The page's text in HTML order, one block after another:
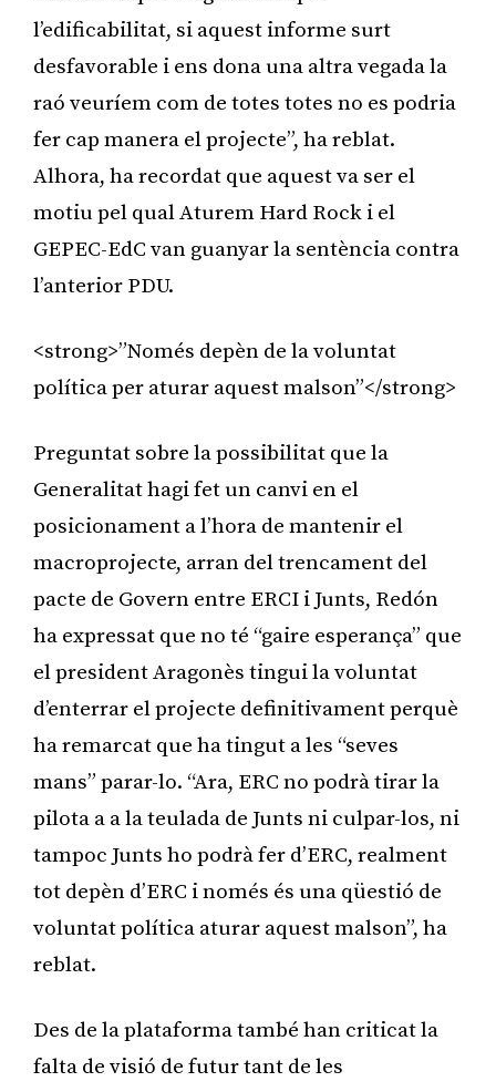
l’edificabilitat, si aquest informe surt
desfavorable i ens dona una altra vegada la
raó veuríem com de totes totes no es podria
fer cap manera el projecte”, ha reblat.
Alhora, ha recordat que aquest va ser el
motiu pel qual Aturem Hard Rock i el
GEPEC-EdC van guanyar la sentència contra
l’anterior PDU.
<strong>”Només depèn de la voluntat
política per aturar aquest malson”</strong>
Preguntat sobre la possibilitat que la
Generalitat hagi fet un canvi en el
posicionament a l’hora de mantenir el
macroprojecte, arran del trencament del
pacte de Govern entre ERCI i Junts, Redón
ha expressat que no té “gaire esperança” que
el president Aragonès tingui la voluntat
d’enterrar el projecte definitivament perquè
ha remarcat que ha tingut a les “seves
mans” parar-lo. “Ara, ERC no podrà tirar la
pilota a a la teulada de Junts ni culpar-los, ni
tampoc Junts ho podrà fer d’ERC, realment
tot depèn d’ERC i només és una qüestió de
voluntat política aturar aquest malson”, ha
reblat.
Des de la plataforma també han criticat la
falta de visió de futur tant de les